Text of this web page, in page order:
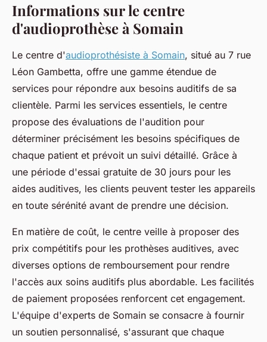
Informations sur le centre
d'audioprothèse à Somain
Le centre d'audioprothésiste à Somain, situé au 7 rue
Léon Gambetta, offre une gamme étendue de
services pour répondre aux besoins auditifs de sa
clientèle. Parmi les services essentiels, le centre
propose des évaluations de l'audition pour
déterminer précisément les besoins spécifiques de
chaque patient et prévoit un suivi détaillé. Grâce à
une période d'essai gratuite de 30 jours pour les
aides auditives, les clients peuvent tester les appareils
en toute sérénité avant de prendre une décision.
En matière de coût, le centre veille à proposer des
prix compétitifs pour les prothèses auditives, avec
diverses options de remboursement pour rendre
l'accès aux soins auditifs plus abordable. Les facilités
de paiement proposées renforcent cet engagement.
L'équipe d'experts de Somain se consacre à fournir
un soutien personnalisé, s'assurant que chaque